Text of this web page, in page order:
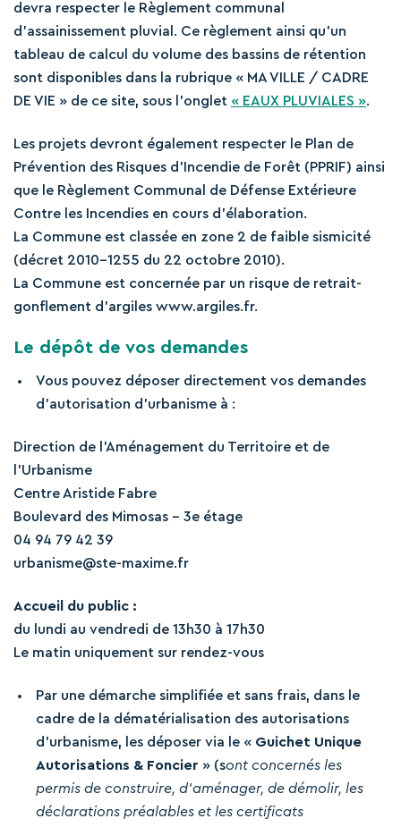
devra respecter le Règlement communal
d’assainissement pluvial. Ce règlement ainsi qu’un
tableau de calcul du volume des bassins de rétention
sont disponibles dans la rubrique « MA VILLE / CADRE
DE VIE » de ce site, sous l’onglet « EAUX PLUVIALES ».
Les projets devront également respecter le Plan de
Prévention des Risques d’Incendie de Forêt (PPRIF) ainsi
que le Règlement Communal de Défense Extérieure
Contre les Incendies en cours d’élaboration.
La Commune est classée en zone 2 de faible sismicité
(décret 2010-1255 du 22 octobre 2010).
La Commune est concernée par un risque de retrait-
gonflement d’argiles www.argiles.fr.
Le dépôt de vos demandes
Vous pouvez déposer directement vos demandes
d’autorisation d’urbanisme à :
Direction de l’Aménagement du Territoire et de
l’Urbanisme
Centre Aristide Fabre
Boulevard des Mimosas – 3e étage
04 94 79 42 39
urbanisme@ste-maxime.fr
Accueil du public :
du lundi au vendredi de 13h30 à 17h30
Le matin uniquement sur rendez-vous
Par une démarche simplifiée et sans frais, dans le
cadre de la dématérialisation des autorisations
d’urbanisme, les déposer via le « Guichet Unique
Autorisations & Foncier » (sont concernés les
permis de construire, d’aménager, de démolir, les
déclarations préalables et les certificats